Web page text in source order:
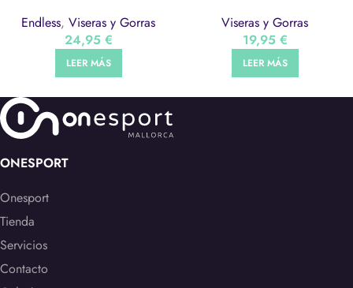
Endless, Viseras y Gorras
24,95 €
LEER MÁS
Viseras y Gorras
19,95 €
LEER MÁS
ONESPORT
Onesport
Tienda
Servicios
Contacto